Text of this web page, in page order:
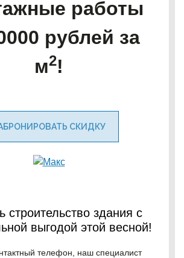
работы
рублей за
м2!
СКИДКУ
строительство здания с
выгодой этой весной!
телефон, наш специалист